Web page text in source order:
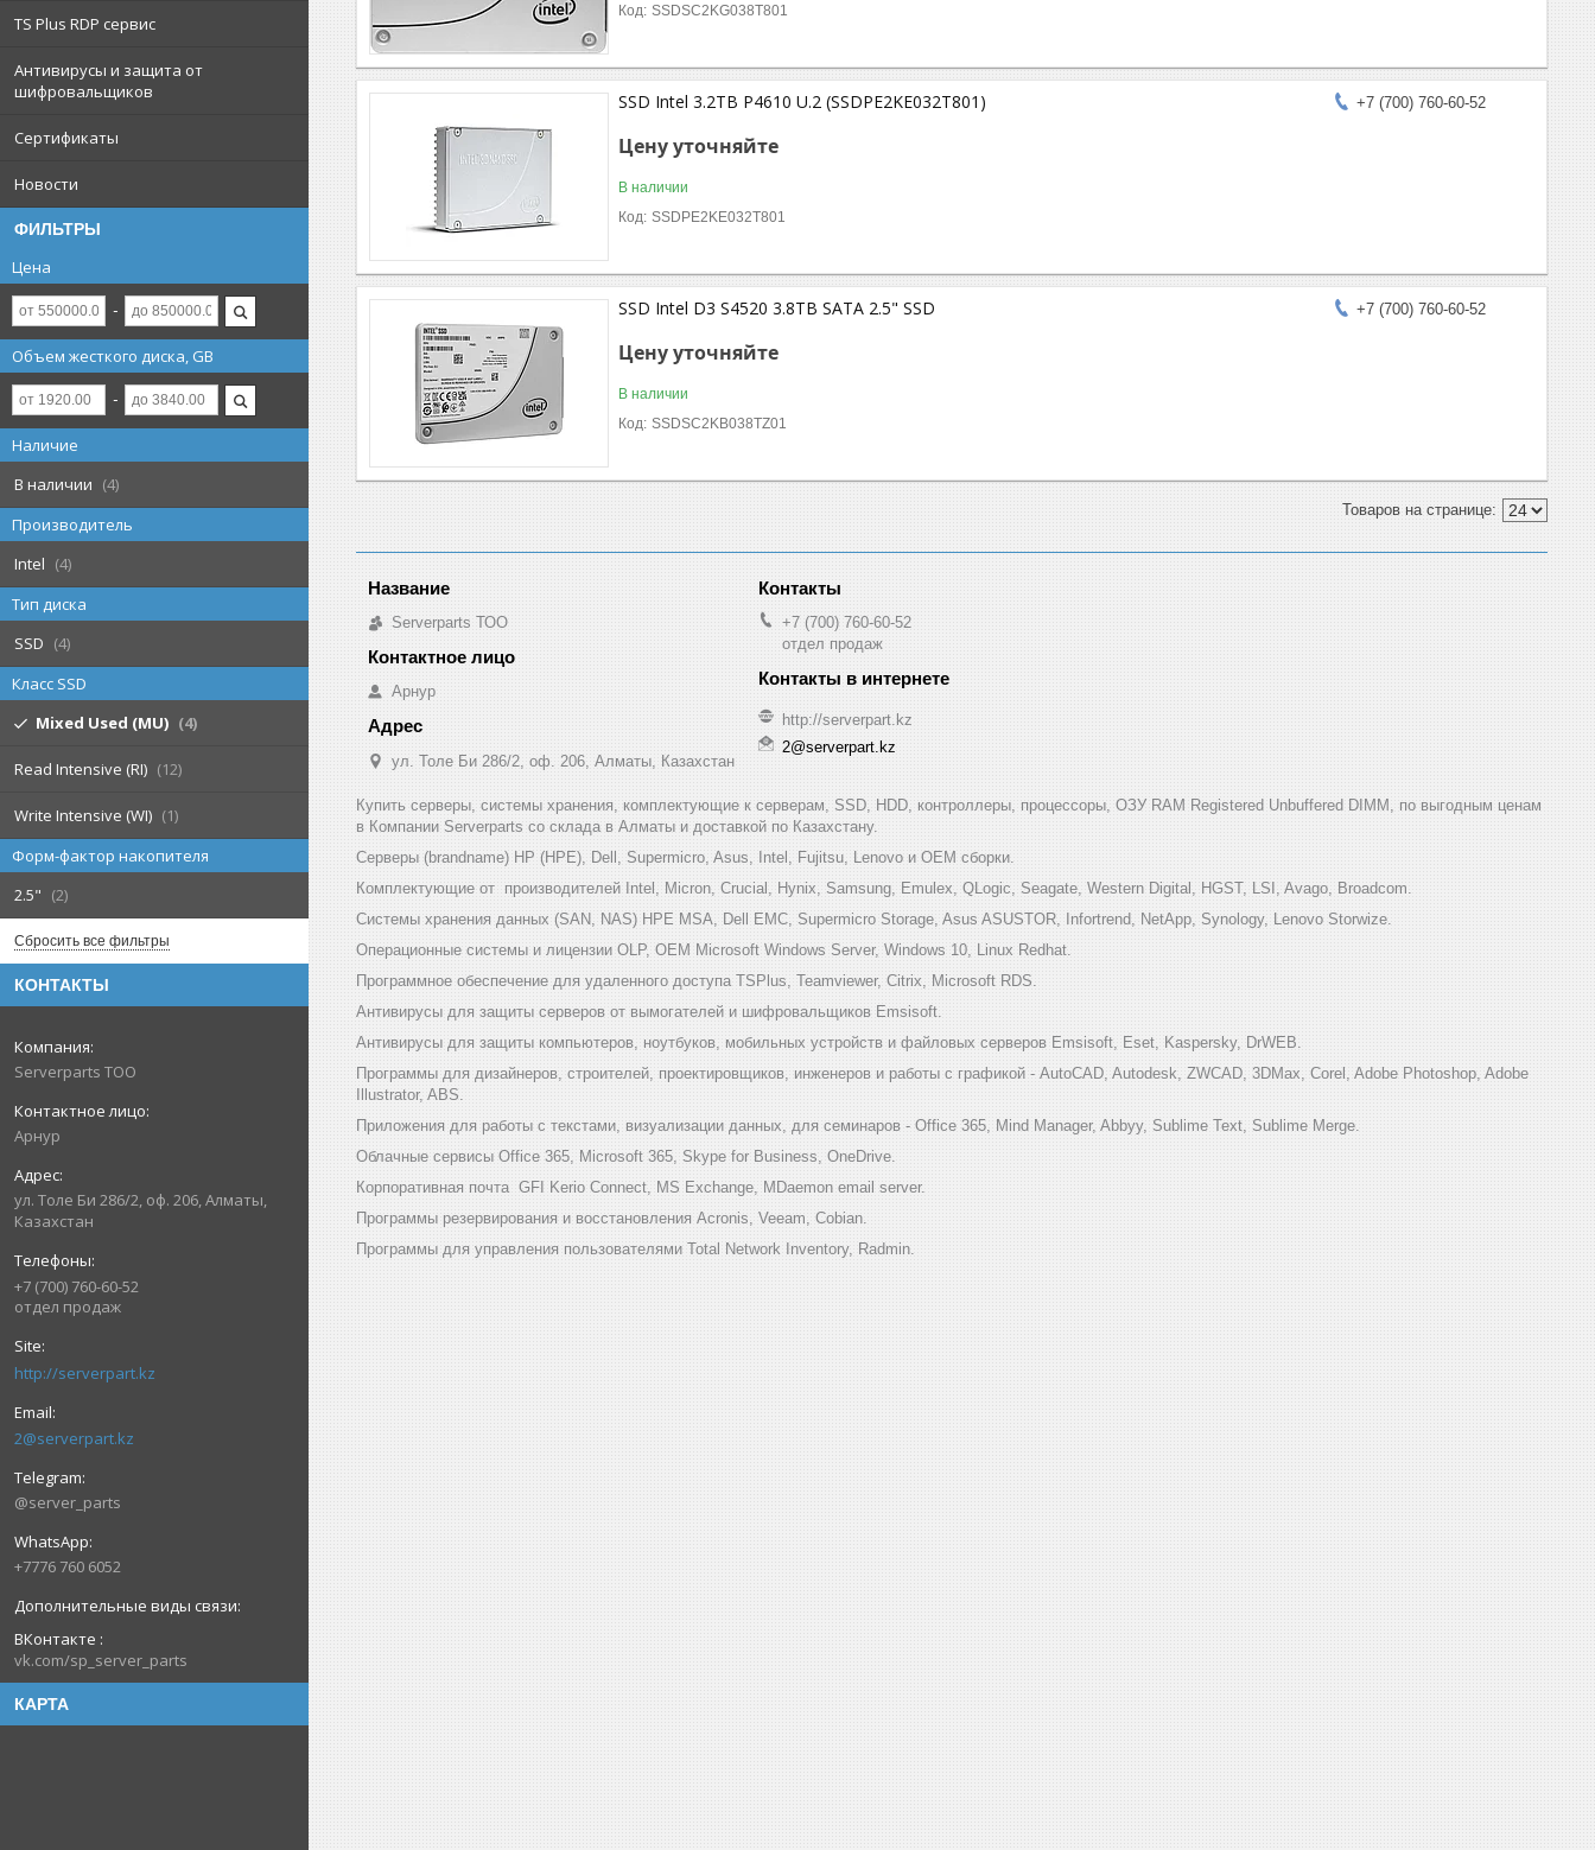
TS Plus RDP сервис
Антивирусы и защита от
шифровальщиков
Сертификаты
Новости
ФИЛЬТРЫ
Цена
Объем жесткого диска, GB
Наличие
В наличии
4
Производитель
Intel
4
Тип диска
SSD
4
Класс SSD
Mixed Used (MU)
4
Read Intensive (RI) 12
Write Intensive (WI)
1
Форм-фактор накопителя
2.5"
2
Сбросить все фильтры
КОНТАКТЫ
Serverparts ТОО
Арнур
ул. Толе Би 286/2, оф. 206, Алматы,
Казахстан
+7 (700) 760-60-52
отдел продаж
http://serverpart.kz
2@serverpart.kz
@server_parts
+7776 760 6052
ВКонтакте
vk.com/sp_server_parts
КАРТА
SSDSC2KG038T801
+7 (700) 760-60-52
SSD Intel 3.2TB P4610 U.2 (SSDPE2KE032T801)
Цену уточняйте
В наличии
SSDPE2KE032T801
+7 (700) 760-60-52
SSD Intel D3 S4520 3.8TB SATA 2.5" SSD
Цену уточняйте
В наличии
SSDSC2KB038TZ01
Serverparts ТОО
Арнур
ул. Толе Би 286/2, оф. 206, Алматы, Казахстан
+7 (700) 760-60-52
отдел продаж
http://serverpart.kz
2@serverpart.kz
Купить серверы, системы хранения, комплектующие к серверам, SSD, HDD, контроллеры, процессоры, ОЗУ RAM Registered Unbuffered DIMM, по выгодным ценам
в Компании Serverparts со склада в Алматы и доставкой по Казахстану.
Серверы (brandname) HP (HPE), Dell, Supermicro, Asus, Intel, Fujitsu, Lenovo и ОЕМ сборки.
Комплектующие от производителей Intel, Micron, Crucial, Hynix, Samsung, Emulex, QLogic, Seagate, Western Digital, HGST, LSI, Avago, Broadcom.
Системы хранения данных (SAN, NAS) HPE MSA, Dell EMC, Supermicro Storage, Asus ASUSTOR, Infortrend, NetApp, Synology, Lenovo Storwize.
Операционные системы и лицензии OLP, OEM Microsoft Windows Server, Windows 10, Linux Redhat.
Программное обеспечение для удаленного доступа TSPlus, Teamviewer, Citrix, Microsoft RDS.
Антивирусы для защиты серверов от вымогателей и шифровальщиков Emsisoft.
Антивирусы для защиты компьютеров, ноутбуков, мобильных устройств и файловых серверов Emsisoft, Eset, Kaspersky, DrWEB.
Программы для дизайнеров, строителей, проектировщиков, инженеров и работы с графикой - AutoCAD, Autodesk, ZWCAD, 3DMax, Corel, Adobe Photoshop, Adobe
Illustrator, ABS.
Приложения для работы с текстами, визуализации данных, для семинаров - Office 365, Mind Manager, Abbyy, Sublime Text, Sublime Merge.
Облачные сервисы Office 365, Microsoft 365, Skype for Business, OneDrive.
Корпоративная почта GFI Kerio Connect, MS Exchange, MDaemon email server.
Программы резервирования и восстановления Acronis, Veeam, Cobian.
Программы для управления пользователями Total Network Inventory, Radmin.